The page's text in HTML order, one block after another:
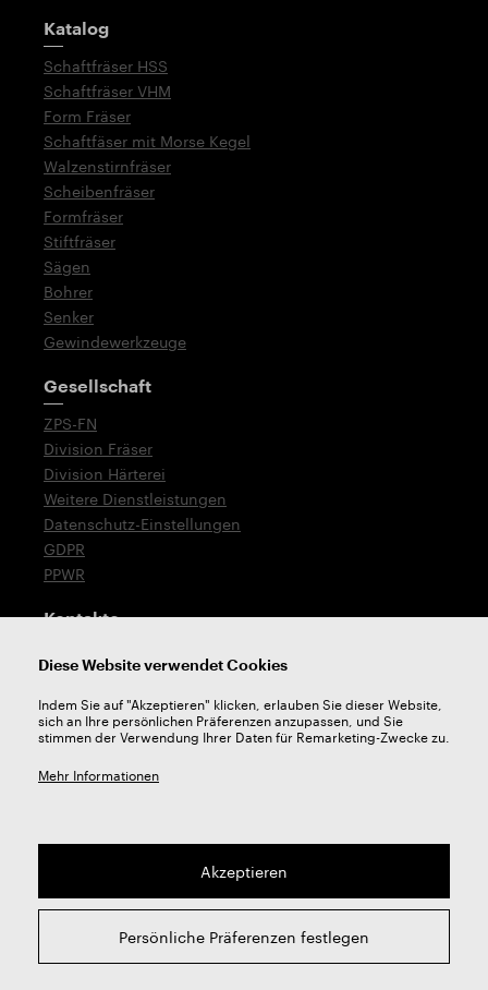
Wegweiser
Katalog
Schaftfräser HSS
Schaftfräser VHM
Form Fräser
Schaftfäser mit Morse Kegel
Walzenstirnfräser
Scheibenfräser
Formfräser
Stiftfräser
Sägen
Bohrer
Senker
Gewindewerkzeuge
Gesellschaft
ZPS-FN
Division Fräser
Division Härterei
Weitere Dienstleistungen
Datenschutz-Einstellungen
GDPR
PPWR
Kontakte
T: +420 576 777 519
Technische Unterstützung
2026 © ZPS-FN a.s. | Alle rechte vorbehalten
webdesign byStudio 9
Diese Website verwendet Cookies
Indem Sie auf "Akzeptieren" klicken, erlauben Sie dieser Website,
sich an Ihre persönlichen Präferenzen anzupassen, und Sie
stimmen der Verwendung Ihrer Daten für Remarketing-Zwecke zu.
Mehr Informationen
Akzeptieren
Persönliche Präferenzen festlegen